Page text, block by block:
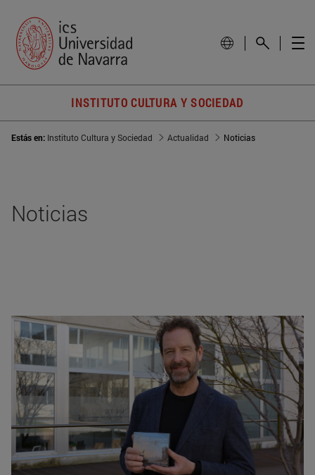
INSTITUTO CULTURA Y SOCIEDAD
Estás en: Instituto Cultura y Sociedad Actualidad Noticias
Noticias